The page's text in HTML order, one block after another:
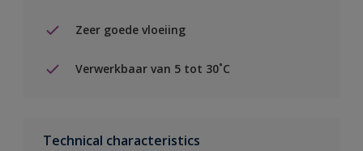
Zeer goede vloeiing
Verwerkbaar van 5 tot 30˚C
Technical characteristics